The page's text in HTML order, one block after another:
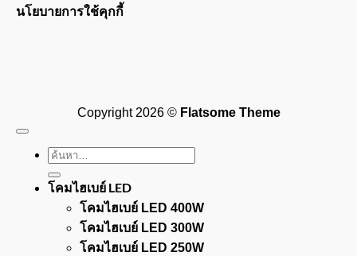
นโยบายการใช้คุกกี้
On
Copyright 2026 © Flatsome Theme
ค้นหา:
โคมไฮเบย์ LED
โคมไฮเบย์ LED 400W
โคมไฮเบย์ LED 300W
โคมไฮเบย์ LED 250W